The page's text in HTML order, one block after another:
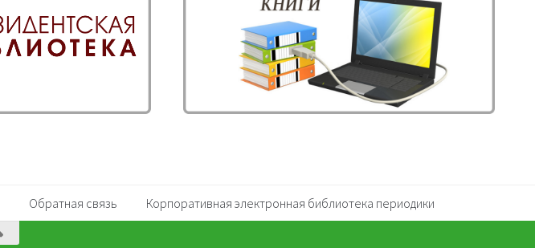
Обратная связь Корпоративная электронная библиотека периодики